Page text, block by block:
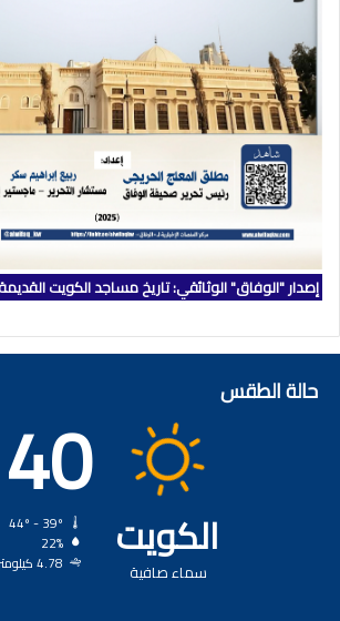
إصدار "الوفاق" الوثائقي: تاريخ مساجد الكويت القديمة
حالة الطقس
الكويت
سماء صافية
40
22%
4.78 كيلومتر/ساعة